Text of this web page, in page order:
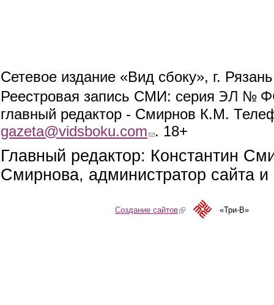
Сетевое издание «Вид сбоку», г.
Реестровая запись СМИ: серия ЭЛ №
главный редактор - Смирнов К.М.
gazeta@vidsboku.com (link sends e-mail)
. 18+
Главный редактор: Константин
Смирнова, администратор сайта
Создание сайтов(link is external)«Три-В»